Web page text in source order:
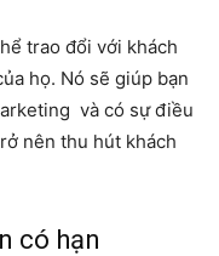
trao đổi với khách
họ. Nó sẽ giúp bạn
và có sự điều
nên thu hút khách
có hạn